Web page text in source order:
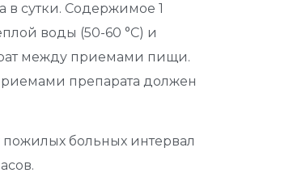
в сутки. Содержимое 1
воды (50-60 °С) и
между приемами пищи.
препарата должен
больных интервал